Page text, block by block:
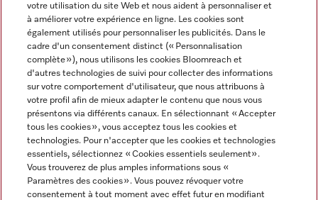
Informations légales
CGV
Miele sur Instagram
Miele sur Youtube
votre utilisation du site Web et nous aident à personnaliser et
à améliorer votre expérience en ligne. Les cookies sont
également utilisés pour personnaliser les publicités. Dans le
cadre d'un consentement distinct (« Personnalisation
complète »), nous utilisons les cookies Bloomreach et
d'autres technologies de suivi pour collecter des informations
sur votre comportement d'utilisateur, que nous attribuons à
votre profil afin de mieux adapter le contenu que nous vous
présentons via différents canaux. En sélectionnant « Accepter
tous les cookies », vous acceptez tous les cookies et
technologies. Pour n'accepter que les cookies et technologies
essentiels, sélectionnez « Cookies essentiels seulement».
Vous trouverez de plus amples informations sous «
Paramètres des cookies ». Vous pouvez révoquer votre
consentement à tout moment avec effet futur en modifiant